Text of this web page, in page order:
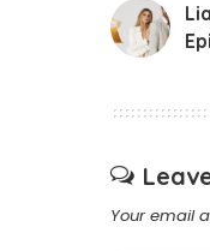
Your email